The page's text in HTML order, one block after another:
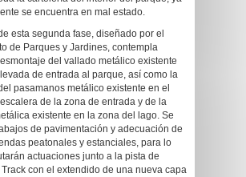
se encuentra en mal estado.
esta segunda fase, diseñado por el
de Parques y Jardines, contempla
del vallado metálico existente
de entrada al parque, así como la
pasamanos metálico existente en el
de la zona de entrada y de la
existente en la zona del lago. Se
de pavimentación y adecuación de
peatonales y estanciales, para lo
actuaciones junto a la pista de
con el extendido de una nueva capa